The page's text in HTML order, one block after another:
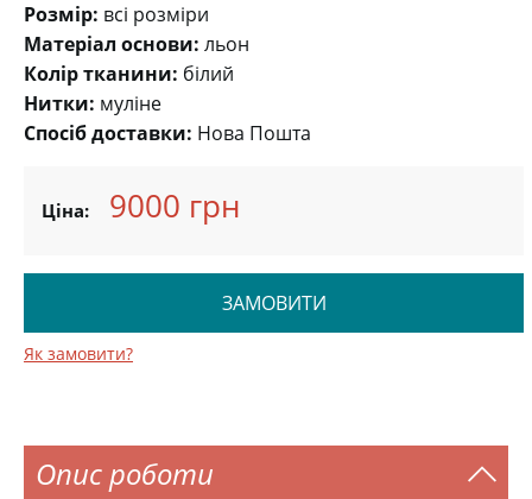
Розмір: всі розміри
Матеріал основи: льон
Колір тканини: білий
Нитки: муліне
Спосіб доставки: Нова Пошта
Ціна: 9000 грн
ЗАМОВИТИ
Як замовити?
Опис роботи